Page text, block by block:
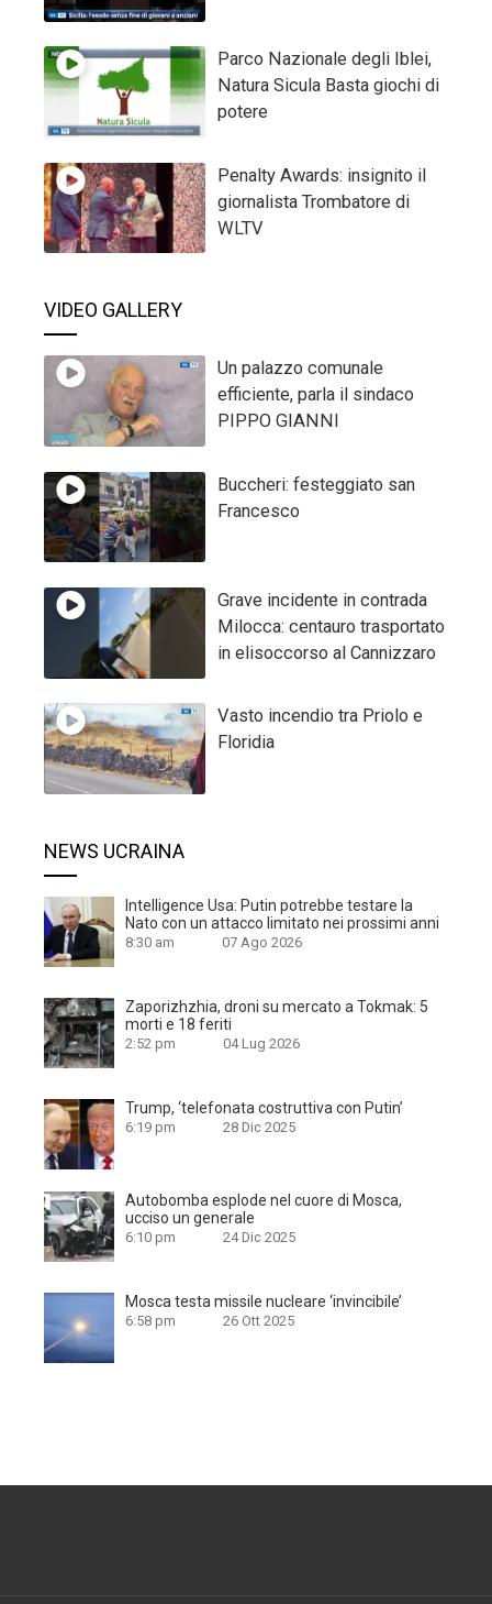
Parco Nazionale degli Iblei,
Natura Sicula Basta giochi di
potere
Penalty Awards: insignito il
giornalista Trombatore di
WLTV
VIDEO GALLERY
Un palazzo comunale
efficiente, parla il sindaco
PIPPO GIANNI
Buccheri: festeggiato san
Francesco
Grave incidente in contrada
Milocca: centauro trasportato
in elisoccorso al Cannizzaro
Vasto incendio tra Priolo e
Floridia
NEWS UCRAINA
Intelligence Usa: Putin potrebbe testare la
Nato con un attacco limitato nei prossimi anni
8:30 am 07 Ago 2026
Zaporizhzhia, droni su mercato a Tokmak: 5
morti e 18 feriti
2:52 pm 04 Lug 2026
Trump, ‘telefonata costruttiva con Putin’
6:19 pm 28 Dic 2025
Autobomba esplode nel cuore di Mosca,
ucciso un generale
6:10 pm 24 Dic 2025
Mosca testa missile nucleare ‘invincibile’
6:58 pm 26 Ott 2025